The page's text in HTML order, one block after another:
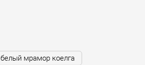
белый мрамор коелга